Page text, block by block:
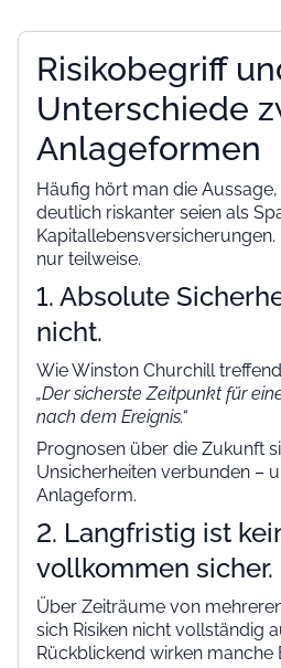
Risikobegriff
Unterschiede
Anlageformen
Häufig hört man die
deutlich riskanter seien als
nur teilweise.
1. Absolute
nicht.
Wie Winston Churchill
„Der sicherste Zeitpunkt für
nach dem Ereignis.“
Prognosen über die Zukunft
Unsicherheiten verbunden –
Anlageform.
2. Langfristig ist
vollkommen sicher.
Über Zeiträume von
sich Risiken nicht vollständig
Rückblickend wirken manche